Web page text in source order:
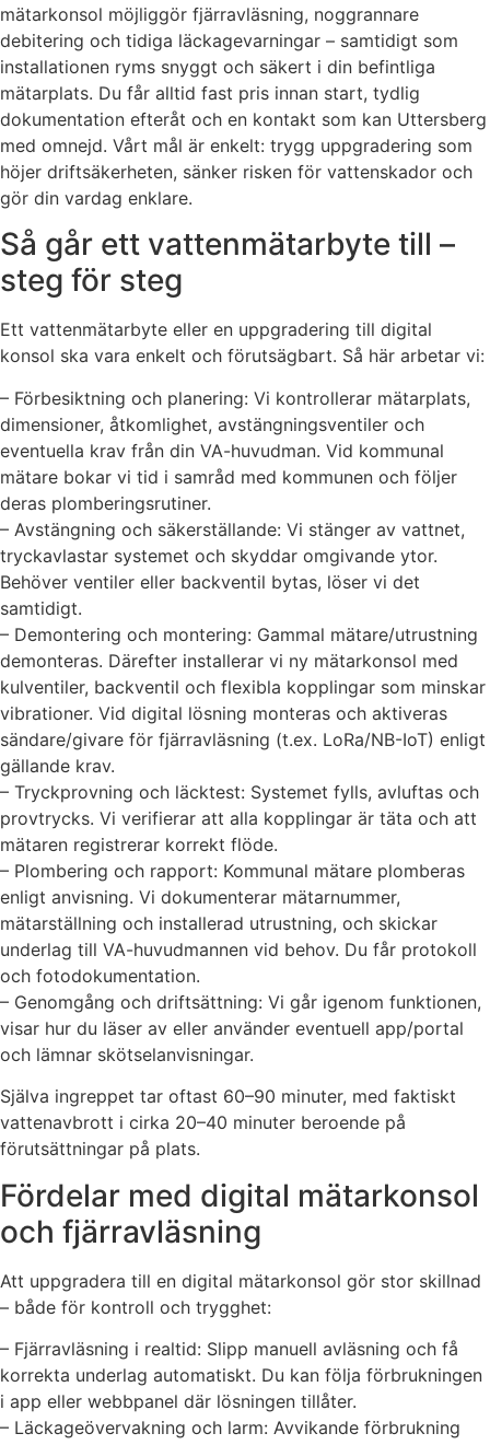
mätarkonsol möjliggör fjärravläsning, noggrannare
debitering och tidiga läckagevarningar – samtidigt som
installationen ryms snyggt och säkert i din befintliga
mätarplats. Du får alltid fast pris innan start, tydlig
dokumentation efteråt och en kontakt som kan Uttersberg
med omnejd. Vårt mål är enkelt: trygg uppgradering som
höjer driftsäkerheten, sänker risken för vattenskador och
gör din vardag enklare.
Så går ett vattenmätarbyte till –
steg för steg
Ett vattenmätarbyte eller en uppgradering till digital
konsol ska vara enkelt och förutsägbart. Så här arbetar vi:
– Förbesiktning och planering: Vi kontrollerar mätarplats,
dimensioner, åtkomlighet, avstängningsventiler och
eventuella krav från din VA-huvudman. Vid kommunal
mätare bokar vi tid i samråd med kommunen och följer
deras plomberingsrutiner.
– Avstängning och säkerställande: Vi stänger av vattnet,
tryckavlastar systemet och skyddar omgivande ytor.
Behöver ventiler eller backventil bytas, löser vi det
samtidigt.
– Demontering och montering: Gammal mätare/utrustning
demonteras. Därefter installerar vi ny mätarkonsol med
kulventiler, backventil och flexibla kopplingar som minskar
vibrationer. Vid digital lösning monteras och aktiveras
sändare/givare för fjärravläsning (t.ex. LoRa/NB-IoT) enligt
gällande krav.
– Tryckprovning och läcktest: Systemet fylls, avluftas och
provtrycks. Vi verifierar att alla kopplingar är täta och att
mätaren registrerar korrekt flöde.
– Plombering och rapport: Kommunal mätare plomberas
enligt anvisning. Vi dokumenterar mätarnummer,
mätarställning och installerad utrustning, och skickar
underlag till VA-huvudmannen vid behov. Du får protokoll
och fotodokumentation.
– Genomgång och driftsättning: Vi går igenom funktionen,
visar hur du läser av eller använder eventuell app/portal
och lämnar skötselanvisningar.
Själva ingreppet tar oftast 60–90 minuter, med faktiskt
vattenavbrott i cirka 20–40 minuter beroende på
förutsättningar på plats.
Fördelar med digital mätarkonsol
och fjärravläsning
Att uppgradera till en digital mätarkonsol gör stor skillnad
– både för kontroll och trygghet:
– Fjärravläsning i realtid: Slipp manuell avläsning och få
korrekta underlag automatiskt. Du kan följa förbrukningen
i app eller webbpanel där lösningen tillåter.
– Läckageövervakning och larm: Avvikande förbrukning